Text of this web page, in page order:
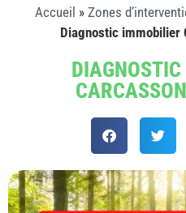
Accueil » Zones
Diagnostic immobilier